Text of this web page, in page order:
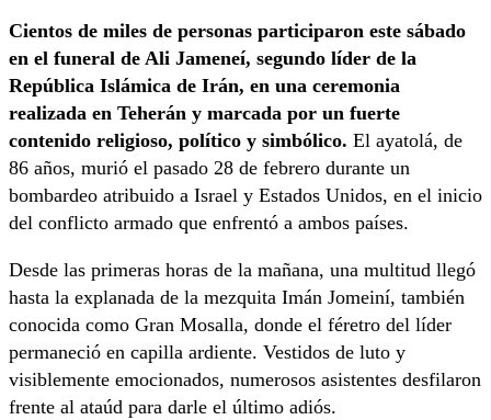
Cientos de miles de personas participaron este sábado
en el funeral de Ali Jameneí, segundo líder de la
República Islámica de Irán, en una ceremonia
realizada en Teherán y marcada por un fuerte
contenido religioso, político y simbólico. El ayatolá, de
86 años, murió el pasado 28 de febrero durante un
bombardeo atribuido a Israel y Estados Unidos, en el inicio
del conflicto armado que enfrentó a ambos países.
Desde las primeras horas de la mañana, una multitud llegó
hasta la explanada de la mezquita Imán Jomeiní, también
conocida como Gran Mosalla, donde el féretro del líder
permaneció en capilla ardiente. Vestidos de luto y
visiblemente emocionados, numerosos asistentes desfilaron
frente al ataúd para darle el último adiós.